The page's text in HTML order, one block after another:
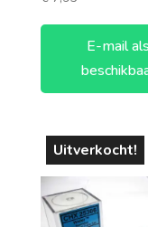
vanaf 16
Speelduur
0-30
30-60
90-120
120+
E-mail als
Uitverkocht!